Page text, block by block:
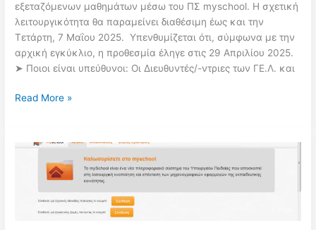
εξεταζόμενων μαθημάτων μέσω του ΠΣ myschool. Η σχετική
λειτουργικότητα θα παραμείνει διαθέσιμη έως και την
Τετάρτη, 7 Μαΐου 2025. Υπενθυμίζεται ότι, σύμφωνα με την
αρχική εγκύκλιο, η προθεσμία έληγε στις 29 Απριλίου 2025.
➤ Ποιοι είναι υπεύθυνοι: Οι Διευθυντές/-ντριες των ΓΕ.Λ. και
ΠΣ
Παράταση
Καταχώριση
Ύλης
Read More »